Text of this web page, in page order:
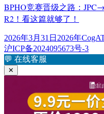
BPHO竞赛晋级之路：
R2！看这篇就够了！
发
布
于
2026年3月31日 标
签
2026年
沪ICP备2024095673号-3
💬 在线客服
✕